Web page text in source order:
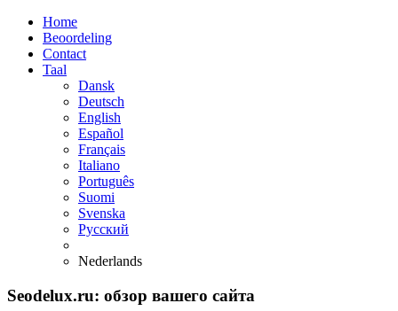
Home
Beoordeling
Contact
Taal
Dansk
Deutsch
English
Español
Français
Italiano
Português
Suomi
Svenska
Русский
Nederlands
Seodelux.ru: обзор вашего сайта